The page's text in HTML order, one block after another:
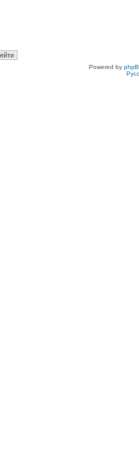
Powered by